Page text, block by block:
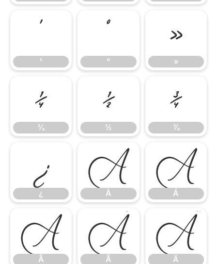
¹
¹
º
º
»
»
¼
¼
½
½
¾
¾
¿
¿
À
À
Á
Á
Â
Â
Ã
Ã
Ä
Ä